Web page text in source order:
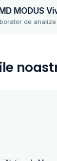
de analize